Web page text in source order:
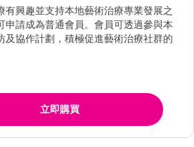
有興趣並支持本地藝術治療專業發展之
申請成為普通會員。會員可透過參與本
及協作計劃，積極促進藝術治療社群的
立即購買